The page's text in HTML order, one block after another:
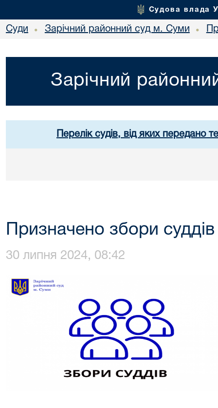
Судова влада
Суди • Зарічний районний суд м. Суми •
Зарічний
Перелік судів, від яких передано
Призначено збори суддів
30 липня 2024, 08:42